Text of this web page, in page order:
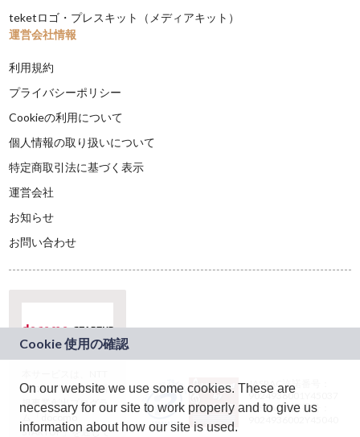
teketロゴ・プレスキット（メディアキット）
運営会社情報
利用規約
プライバシーポリシー
Cookieの利用について
個人情報の取り扱いについて
特定商取引法に基づく表示
運営会社
お知らせ
お問い合わせ
ドコモグループの新
規事業創出プログラ
ム「docomo
STARTUP」を通じて
JASRAC許諾番号：
9024936001Y45037
JASRAC許諾番号：
On our website we use some cookies. These are
necessary for our site to work properly and to give us
information about how our site is used.